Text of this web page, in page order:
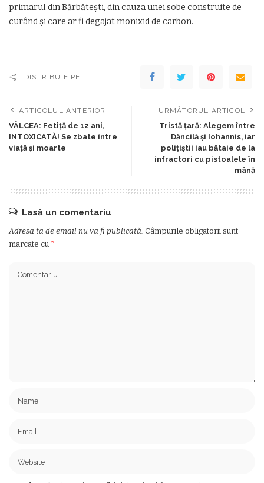
primarul din Bărbăteşti, din cauza unei sobe construite de
curând şi care ar fi degajat monixid de carbon.
DISTRIBUIE PE
ARTICOLUL ANTERIOR
VÂLCEA: Fetiță de 12 ani,
INTOXICATĂ! Se zbate între
viață și moarte
URMĂTORUL ARTICOL
Tristă țară: Alegem între
Dăncilă și Iohannis, iar
polițiștii iau bătaie de la
infractori cu pistoalele în
mână
Lasă un comentariu
Adresa ta de email nu va fi publicată. Câmpurile obligatorii sunt
marcate cu *